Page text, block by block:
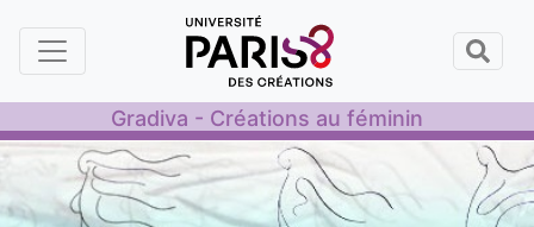
Panneau de gestion des cookies
Gradiva - Créations au féminin